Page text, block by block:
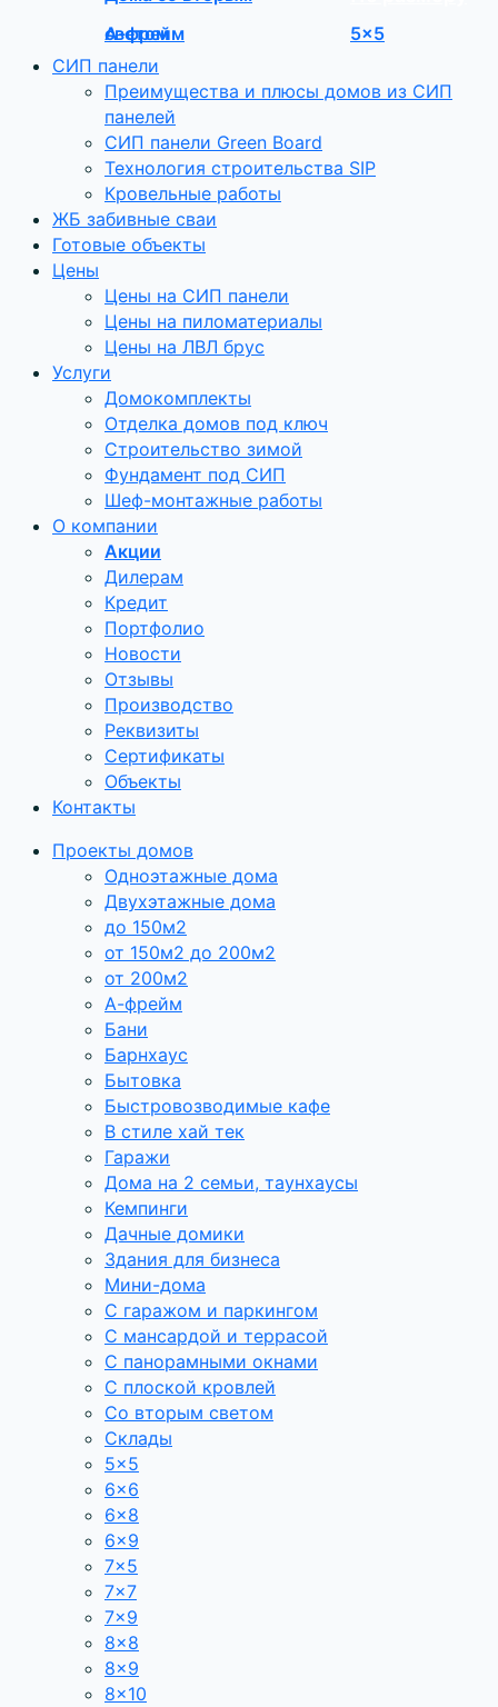
светом
А-фрейм
5×5
СИП панели
Преимущества и плюсы домов из СИП
панелей
СИП панели Green Board
Технология строительства SIP
Кровельные работы
ЖБ забивные сваи
Готовые объекты
Цены
Цены на СИП панели
Цены на пиломатериалы
Цены на ЛВЛ брус
Услуги
Домокомплекты
Отделка домов под ключ
Строительство зимой
Фундамент под СИП
Шеф-монтажные работы
О компании
Акции
Дилерам
Кредит
Портфолио
Новости
Отзывы
Производство
Реквизиты
Сертификаты
Объекты
Контакты
Проекты домов
Одноэтажные дома
Двухэтажные дома
до 150м2
от 150м2 до 200м2
от 200м2
А-фрейм
Бани
Барнхаус
Бытовка
Быстровозводимые кафе
В стиле хай тек
Гаражи
Дома на 2 семьи, таунхаусы
Кемпинги
Дачные домики
Здания для бизнеса
Мини-дома
С гаражом и паркингом
С мансардой и террасой
С панорамными окнами
С плоской кровлей
Со вторым светом
Склады
5×5
6×6
6×8
6×9
7×5
7×7
7×9
8×8
8×9
8×10